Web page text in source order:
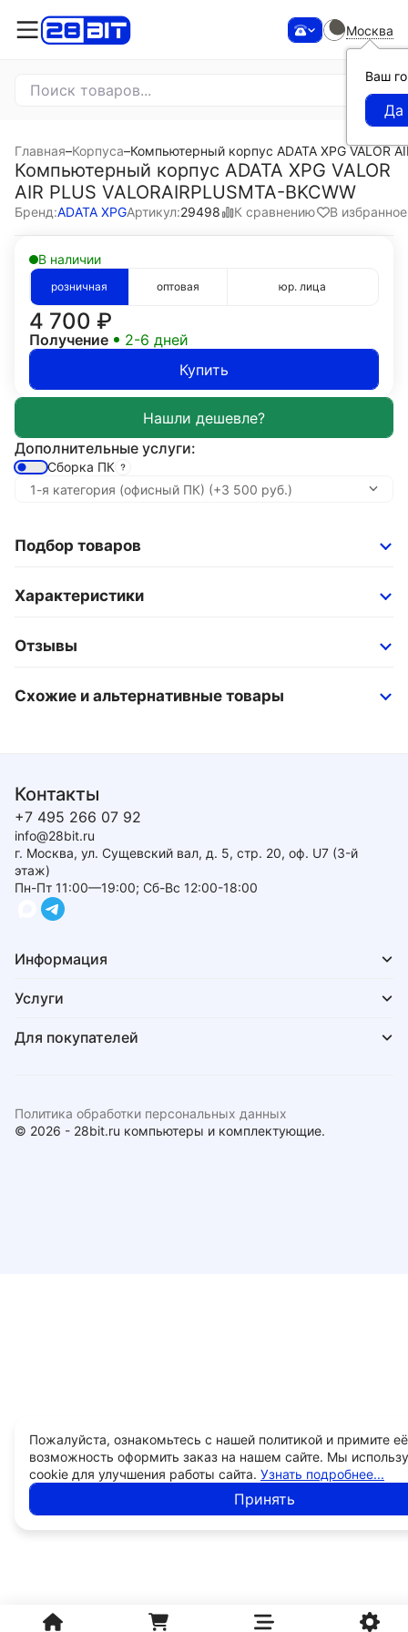
Москва
Ваш
Главная–Корпуса–Компьютерный корпус ADATA XPG VALOR
Компьютерный корпус ADATA XPG VALOR
AIR PLUS VALORAIRPLUSMTA-BKCWW
Бренд:ADATA XPGАртикул:29498 К сравнению В избранное
В наличии
розничная оптовая юр. лица
4 700 ₽
Получение
2-6 дней
Купить
Дополнительные услуги:
Сборка ПК
Подбор товаров
Характеристики
Отзывы
Схожие и альтернативные товары
Контакты
+7 495 266 07 92
info@28bit.ru
г. Москва, ул. Сущевский вал, д. 5, стр. 20, оф. U7 (3-й
этаж)
Пн-Пт 11:00—19:00; Сб-Вс 12:00-18:00
Информация
Услуги
Для покупателей
© 2026 - 28bit.ru компьютеры и комплектующие.
Политика обработки персональных данных
Пожалуйста, ознакомьтесь с нашей политикой и примите
возможность оформить заказ на нашем сайте. Мы
cookie для улучшения работы сайта. Узнать подробнее...
Принять